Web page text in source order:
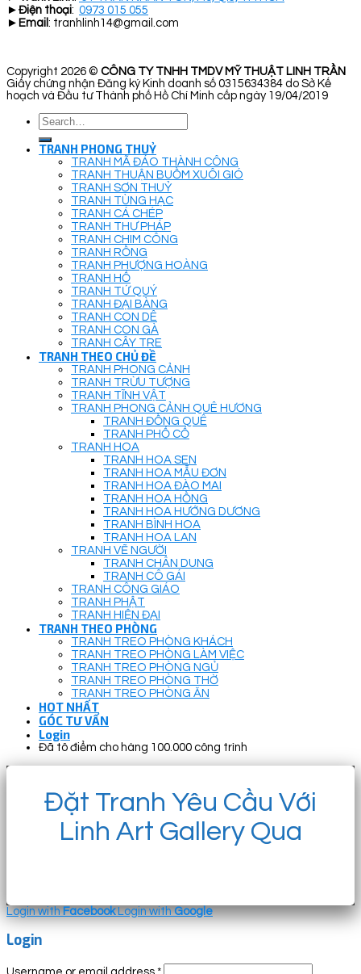
► Điện thoại: 0973 015 055
► Email : tranhlinh14@gmail.com
Copyright 2026 © CÔNG TY TNHH TMDV MỸ THUẬT LINH TRẦN
Giấy chứng nhận Đăng ký Kinh doanh số 0315634384 do Sở Kế
hoạch và Đầu tư Thành phố Hồ Chí Minh cấp ngày 19/04/2019
Search
for:
TRANH PHONG THUỶ
TRANH MÃ ĐÁO THÀNH CÔNG
TRANH THUẬN BUỒM XUÔI GIÓ
TRANH SƠN THUỶ
TRANH TÙNG HẠC
TRANH CÁ CHÉP
TRANH THƯ PHÁP
TRANH CHIM CÔNG
TRANH RỒNG
TRANH PHƯỢNG HOÀNG
TRANH HỔ
TRANH TỨ QUÝ
TRANH ĐẠI BÀNG
TRANH CON DÊ
TRANH CON GÀ
TRANH CÂY TRE
TRANH THEO CHỦ ĐỀ
TRANH PHONG CẢNH
TRANH TRỪU TƯỢNG
TRANH TĨNH VẬT
TRANH PHONG CẢNH QUÊ HƯƠNG
TRANH ĐỒNG QUÊ
TRANH PHỐ CỔ
TRANH HOA
TRANH HOA SEN
TRANH HOA MẪU ĐƠN
TRANH HOA ĐÀO MAI
TRANH HOA HỒNG
TRANH HOA HƯỚNG DƯƠNG
TRANH BÌNH HOA
TRANH HOA LAN
TRANH VẼ NGƯỜI
TRANH CHÂN DUNG
TRANH CÔ GÁI
TRANH CÔNG GIÁO
TRANH PHẬT
TRANH HIỆN ĐẠI
TRANH THEO PHÒNG
TRANH TREO PHÒNG KHÁCH
TRANH TREO PHÒNG LÀM VIỆC
TRANH TREO PHÒNG NGỦ
TRANH TREO PHÒNG THỜ
TRANH TREO PHÒNG ĂN
HOT NHẤT
GÓC TƯ VẤN
Login
Đã tô điểm cho hàng 100.000 công trình
Đặt Tranh Yêu Cầu Với
Linh Art Gallery Qua
Login withFacebook Login withGoogle
Login